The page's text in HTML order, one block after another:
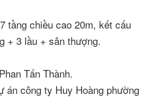
tầng chiều cao 20m, kết cấu
+ 3 lầu + sân thượng.
Tấn Thành.
án công ty Huy Hoàng phường